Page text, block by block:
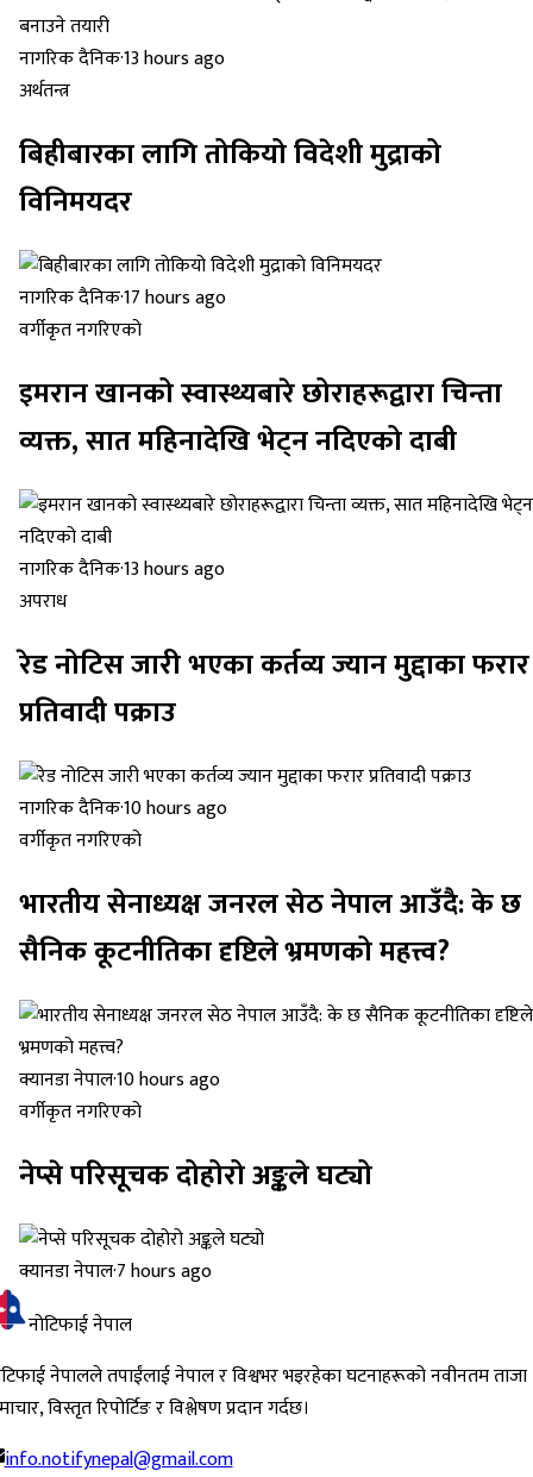
नागरिक दैनिक·13 hours ago
अर्थतन्त्र
बिहीबारका लागि तोकियो विदेशी मुद्राको
विनिमयदर
नागरिक दैनिक·17 hours ago
वर्गीकृत नगरिएको
इमरान खानको स्वास्थ्यबारे छोराहरूद्वारा चिन्ता
व्यक्त, सात महिनादेखि भेट्न नदिएको दाबी
नागरिक दैनिक·13 hours ago
अपराध
रेड नोटिस जारी भएका कर्तव्य ज्यान मुद्दाका फरार
प्रतिवादी पक्राउ
नागरिक दैनिक·10 hours ago
वर्गीकृत नगरिएको
भारतीय सेनाध्यक्ष जनरल सेठ नेपाल आउँदै: के छ
सैनिक कूटनीतिका दृष्टिले भ्रमणको महत्त्व?
क्यानडा नेपाल·10 hours ago
वर्गीकृत नगरिएको
नेप्से परिसूचक दोहोरो अङ्कले घट्यो
क्यानडा नेपाल·7 hours ago
नोटिफाई नेपाल
नेपालले तपाईंलाई नेपाल र विश्वभर भइरहेका घटनाहरूको नवीनतम ताजा
विस्तृत रिपोर्टिङ र विश्लेषण प्रदान गर्दछ।
info.notifynepal@gmail.com